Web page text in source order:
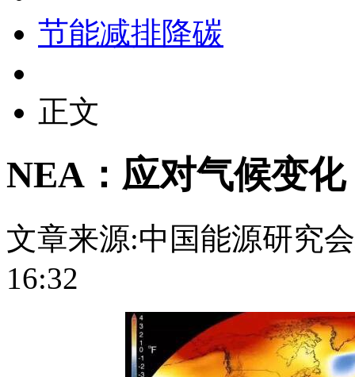
节能减排降碳
正文
NEA：应对气候变
文章来源:中国能源研究
16:32